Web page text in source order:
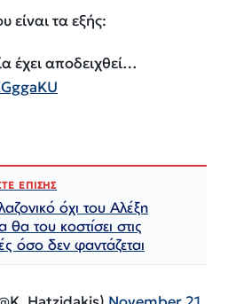
είναι τα εξής:
έχει αποδειχθεί…
ΕΠΙΣΗΣ
όχι του Αλέξη
θα του κοστίσει στις
όσο δεν φαντάζεται